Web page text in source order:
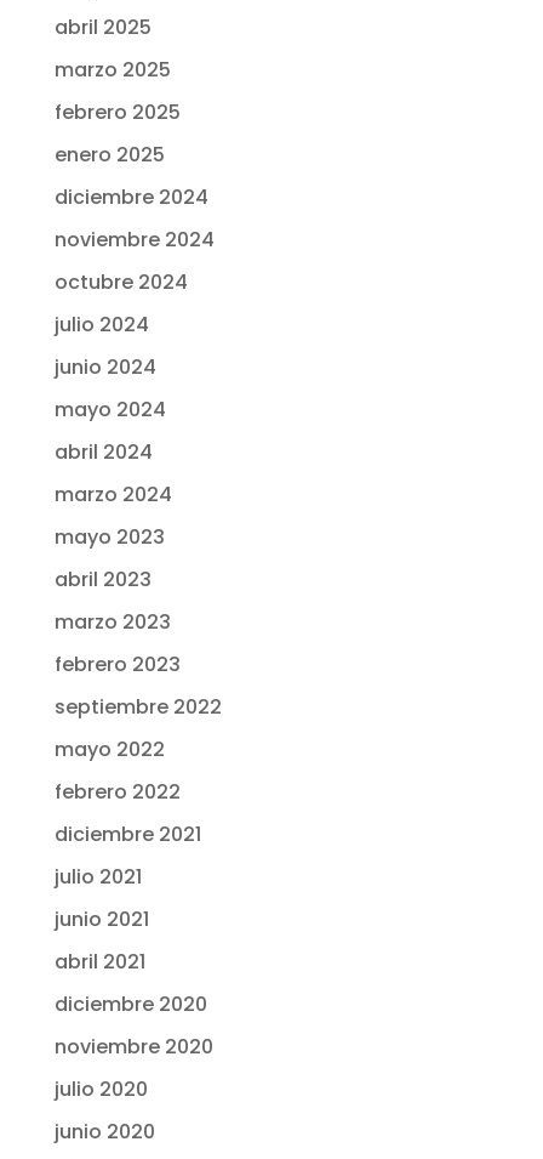
abril 2025
marzo 2025
febrero 2025
enero 2025
diciembre 2024
noviembre 2024
octubre 2024
julio 2024
junio 2024
mayo 2024
abril 2024
marzo 2024
mayo 2023
abril 2023
marzo 2023
febrero 2023
septiembre 2022
mayo 2022
febrero 2022
diciembre 2021
julio 2021
junio 2021
abril 2021
diciembre 2020
noviembre 2020
julio 2020
junio 2020